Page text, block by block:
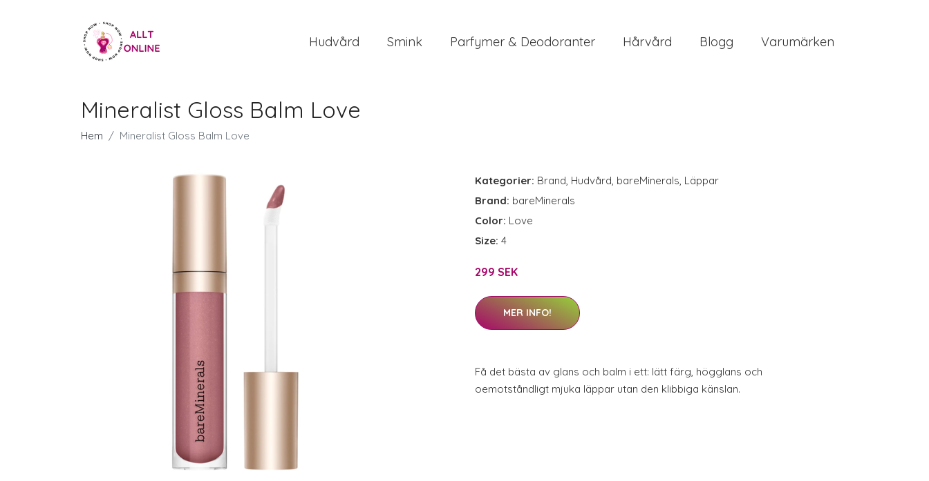
Hudvård Smink Parfymer & Deodoranter Hårvård Blogg Varumärken
Mineralist Gloss Balm Love
Hem Mineralist Gloss Balm Love
Kategorier: Brand, Hudvård, bareMinerals, Läppar
Brand: bareMinerals
Color: Love
Size: 4
299 SEK
MER INFO!
Få det bästa av glans och balm i ett: lätt färg, högglans och
oemotståndligt mjuka läppar utan den klibbiga känslan.